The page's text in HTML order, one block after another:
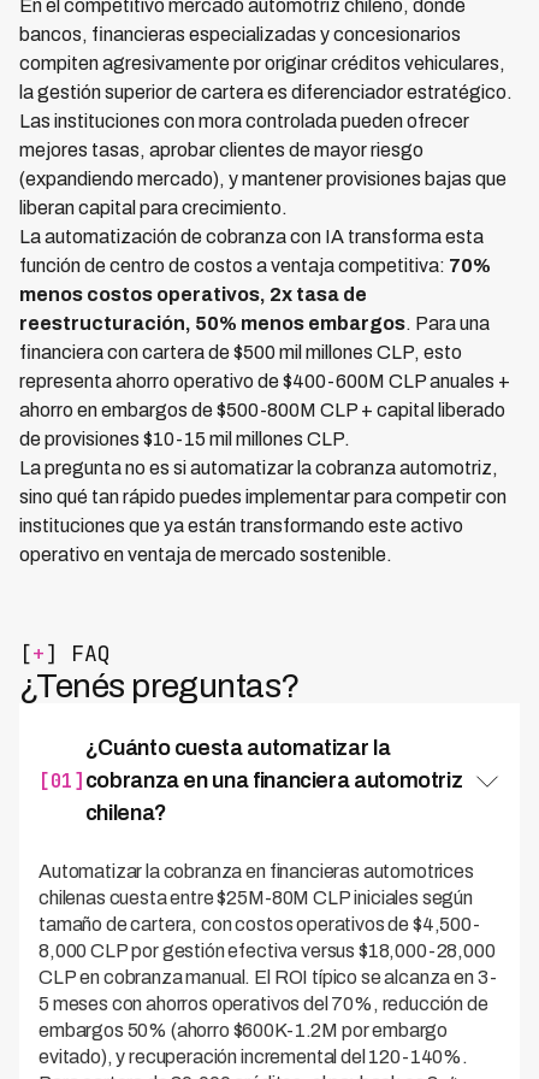
En el competitivo mercado automotriz chileno, donde
bancos, financieras especializadas y concesionarios
compiten agresivamente por originar créditos vehiculares,
la gestión superior de cartera es diferenciador estratégico.
Las instituciones con mora controlada pueden ofrecer
mejores tasas, aprobar clientes de mayor riesgo
(expandiendo mercado), y mantener provisiones bajas que
liberan capital para crecimiento.
La automatización de cobranza con IA transforma esta
función de centro de costos a ventaja competitiva: 70%
menos costos operativos, 2x tasa de
reestructuración, 50% menos embargos. Para una
financiera con cartera de $500 mil millones CLP, esto
representa ahorro operativo de $400-600M CLP anuales +
ahorro en embargos de $500-800M CLP + capital liberado
de provisiones $10-15 mil millones CLP.
La pregunta no es si automatizar la cobranza automotriz,
sino qué tan rápido puedes implementar para competir con
instituciones que ya están transformando este activo
operativo en ventaja de mercado sostenible.
[+] FAQ
¿Tenés preguntas?
[01]
¿Cuánto cuesta automatizar la
cobranza en una financiera automotriz
chilena?
Automatizar la cobranza en financieras automotrices
chilenas cuesta entre $25M-80M CLP iniciales según
tamaño de cartera, con costos operativos de $4,500-
8,000 CLP por gestión efectiva versus $18,000-28,000
CLP en cobranza manual. El ROI típico se alcanza en 3-
5 meses con ahorros operativos del 70%, reducción de
embargos 50% (ahorro $600K-1.2M por embargo
evitado), y recuperación incremental del 120-140%.